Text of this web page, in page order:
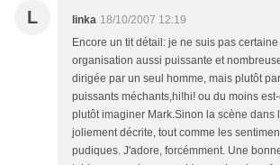
L linka 18/10/2007 12:19
Encore un tit détail: je ne suis pas
organisation aussi puissante et
dirigée par un seul homme, mais plutôt
puissants méchants,hi!hi! ou du moins
plutôt imaginer Mark.Sinon la scène dans
joliement décrite, tout comme les
pudiques. J'adore, forcémment. Une